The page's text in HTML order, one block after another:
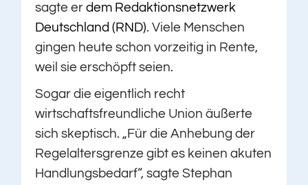
sagte erdem Redaktionsnetzwerk
Deutschland (RND). Viele Menschen
gingen heute schon vorzeitig in Rente,
weil sie erschöpft seien.
Sogar die eigentlich recht
wirtschaftsfreundliche Union äußerte
sich skeptisch. „Für die Anhebung der
Regelaltersgrenze gibt es keinen akuten
Handlungsbedarf“, sagte Stephan